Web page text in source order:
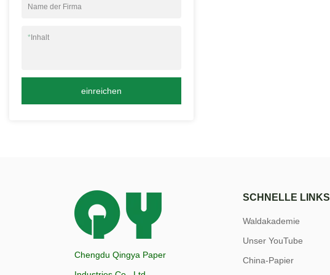
Name der Firma
*Inhalt
einreichen
Chengdu Qingya Paper
SCHNELLE LINKS
Waldakademie
Unser YouTube
China-Papier